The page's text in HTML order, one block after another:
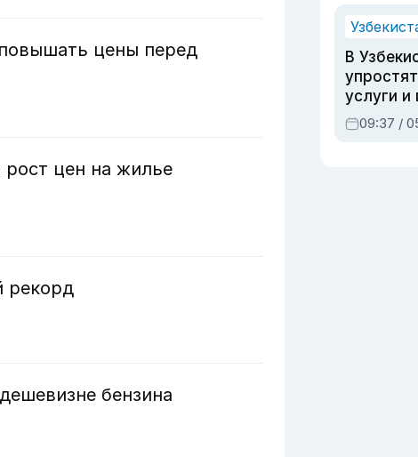
повышать цены перед
рост цен на жилье
рекорд
бензина
В
услуги и
09:37 /